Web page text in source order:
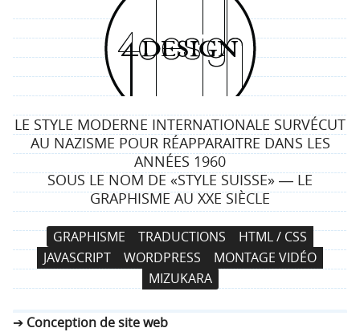
4
d
e
s
i
g
n
LE STYLE MODERNE INTERNATIONALE SURVÉCUT
AU NAZISME POUR RÉAPPARAITRE DANS LES
ANNÉES 1960
SOUS LE NOM DE «STYLE SUISSE» ― LE
GRAPHISME AU XXE SIÈCLE
N
a
v
i
A
l
l
e
GRAPHISME TRADUCTIONS
HTML / CSS
JAVASCRIPT
WORDPRESS
MONTAGE VIDÉO
MIZUKARA
Conception de site web